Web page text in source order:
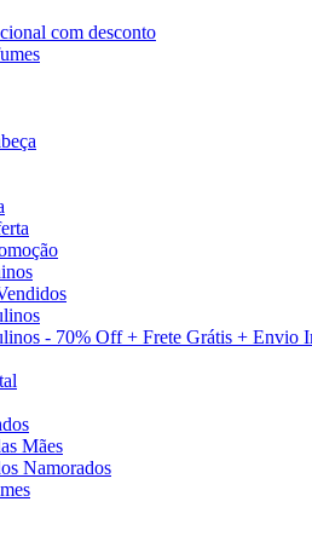
com desconto
- 70% Off + Frete Grátis + Envio
Mães
Namorados